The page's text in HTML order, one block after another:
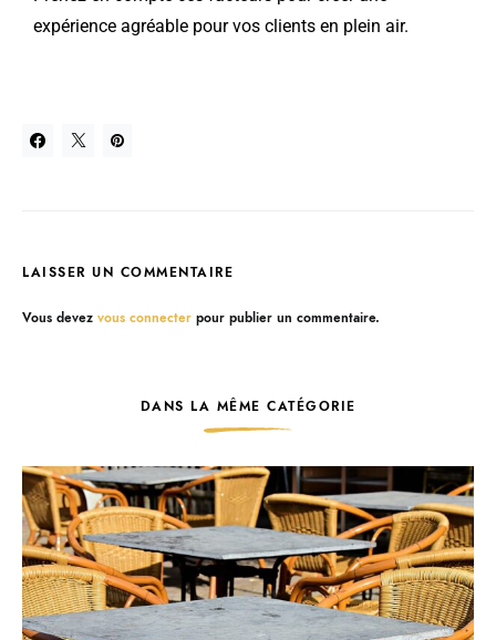
expérience agréable pour vos clients en plein air.
LAISSER UN COMMENTAIRE
Vous devez vous connecter pour publier un commentaire.
DANS LA MÊME CATÉGORIE